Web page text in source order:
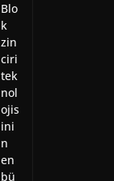
Blo
k
zin
ciri
tek
nol
ojis
ini
n
en
bü